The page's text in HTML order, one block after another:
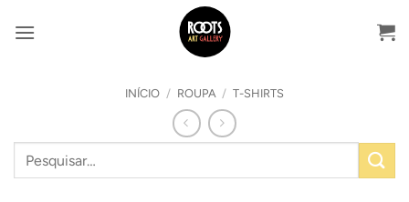
INÍCIO / ROUPA / T-SHIRTS